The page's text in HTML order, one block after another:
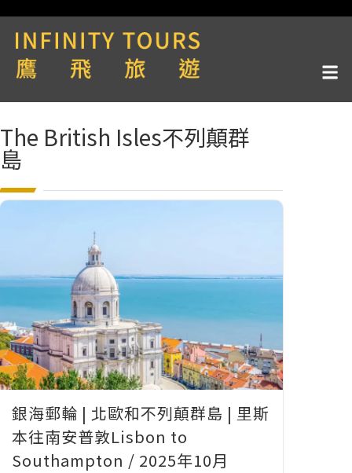
The British Isles不列顛群
島
銀海郵輪 | 北歐和不列顛群島 | 里斯
本往南安普敦Lisbon to
Southampton / 2025年10月